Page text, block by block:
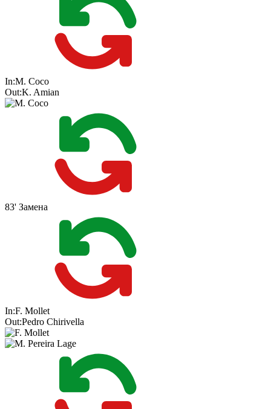
In:M. Coco
Out:K. Amian
83' Замена
In:F. Mollet
Out:Pedro Chirivella